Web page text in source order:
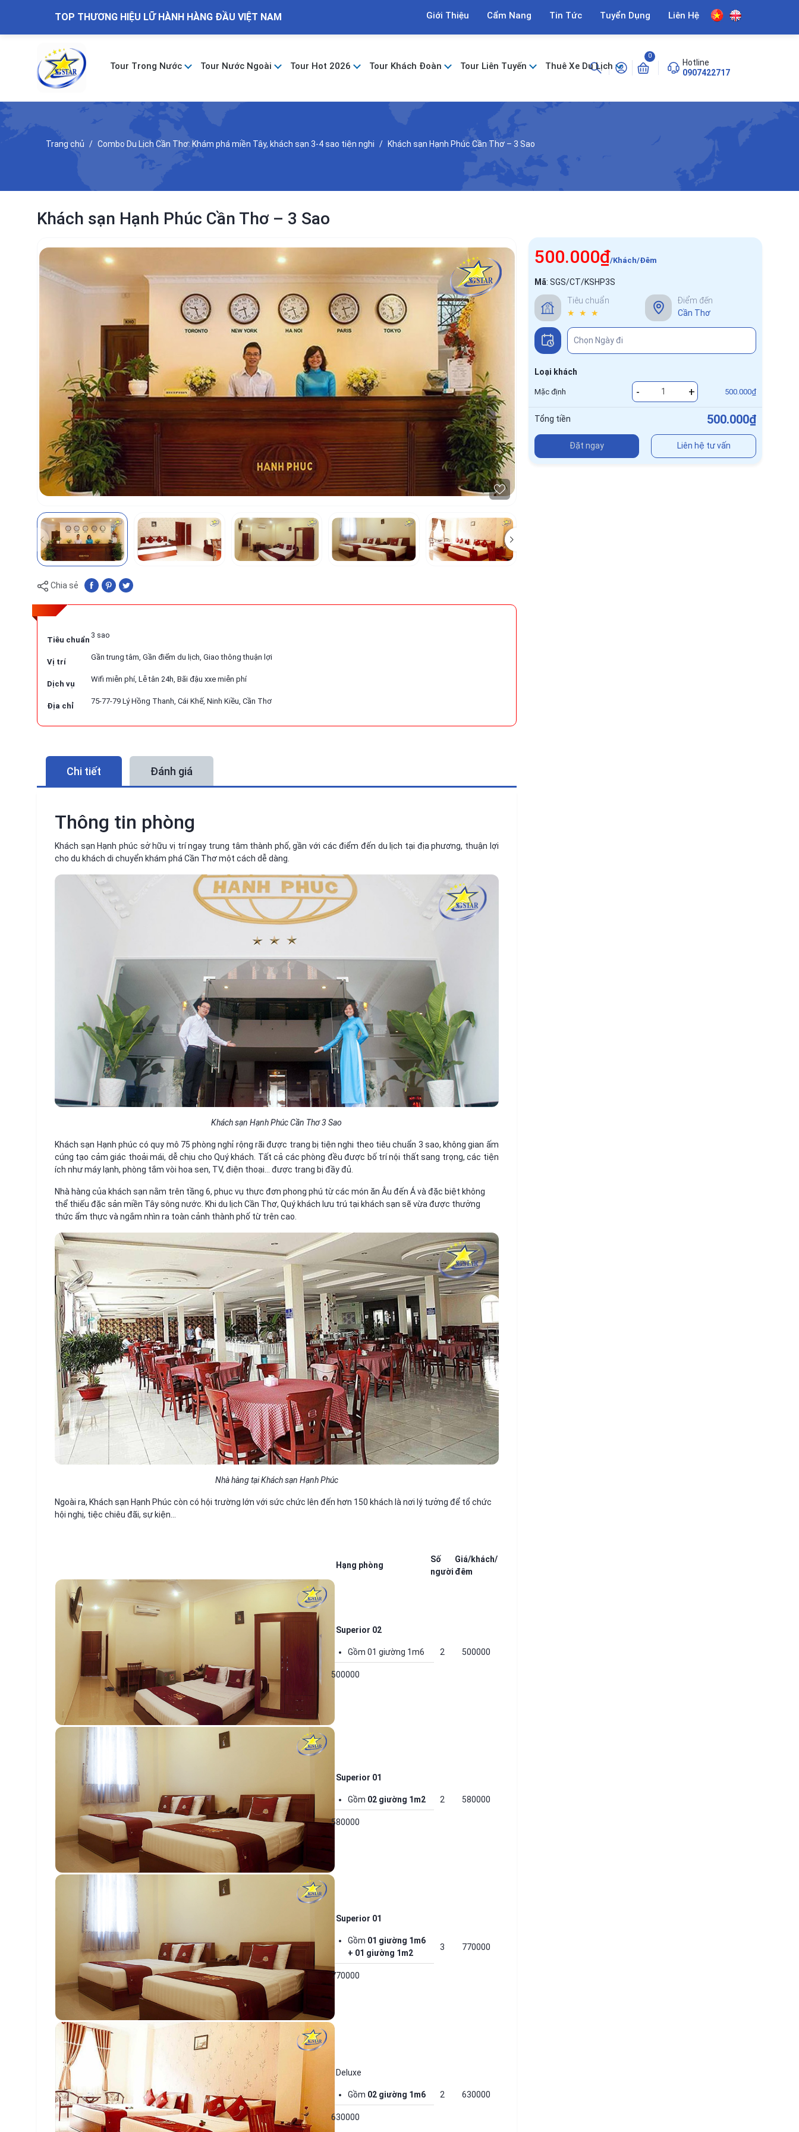
TOP THƯƠNG HIỆU LỮ HÀNH HÀNG ĐẦU VIỆT NAM Giới Thiệu Cẩm Nang Tin Tức Tuyển Dụng Liên Hệ
Tour Trong Nước Tour Nước Ngoài Tour Hot 2026 Tour Khách Đoàn Tour Liên Tuyến Thuê Xe Du Lịch
0
Hotline
0907422717
Trang chủ Combo Du Lịch Cần Thơ: Khám phá miền Tây, khách sạn 3-4 sao tiện nghi Khách sạn Hạnh Phúc Cần Thơ – 3 Sao
Khách sạn Hạnh Phúc Cần Thơ – 3 Sao
Chia sẻ
Tiêu chuẩn
3 sao
Vị trí
Gần trung tâm, Gần điểm du lịch, Giao thông thuận lợi
Dịch vụ
Wifi miễn phí, Lễ tân 24h, Bãi đậu xxe miễn phí
Địa chỉ
75-77-79 Lý Hồng Thanh, Cái Khế, Ninh Kiều, Cần Thơ
Chi tiết Đánh giá
Thông tin phòng
Khách sạn Hạnh phúc sở hữu vị trí ngay trung tâm thành phố, gần với các điểm đến du lịch tại địa phương, thuận lợi
cho du khách di chuyển khám phá Cần Thơ một cách dễ dàng.
Khách sạn Hạnh Phúc Cần Thơ 3 Sao
Khách sạn Hạnh phúc có quy mô 75 phòng nghỉ rộng rãi được trang bị tiện nghi theo tiêu chuẩn 3 sao, không gian ấm
cúng tạo cảm giác thoải mái, dễ chịu cho Quý khách. Tất cả các phòng đều được bố trí nội thất sang trọng, các tiện
ích như máy lạnh, phòng tắm vòi hoa sen, TV, điện thoại… được trang bị đầy đủ.
Nhà hàng của khách sạn nằm trên tầng 6, phục vụ thực đơn phong phú từ các món ăn Âu đến Á và đặc biệt không
thể thiếu đặc sản miền Tây sông nước. Khi du lịch Cần Thơ, Quý khách lưu trú tại khách sạn sẽ vừa được thưởng
thức ẩm thực và ngắm nhìn ra toàn cảnh thành phố từ trên cao.
Nhà hàng tại Khách sạn Hạnh Phúc
Ngoài ra, Khách sạn Hạnh Phúc còn có hội trường lớn với sức chức lên đến hơn 150 khách là nơi lý tưởng để tổ chức
hội nghị, tiệc chiêu đãi, sự kiện…
Hạng phòng
Số
người
Giá/khách/
đêm
Superior 02
Gồm 01 giường 1m6
500000
2 500000
Superior 01
Gồm 02 giường 1m2
580000
2 580000
Superior 01
Gồm 01 giường 1m6
+ 01 giường 1m2
770000
3 770000
Deluxe
Gồm 02 giường 1m6
630000
2 630000
500.000₫/Khách/Đêm
Mã: SGS/CT/KSHP3S
Tiêu chuẩn
★ ★ ★
Điểm đến
Cần Thơ
Loại khách
Mặc định - + 500.000₫
Tổng tiền 500.000₫
Đặt ngay Liên hệ tư vấn